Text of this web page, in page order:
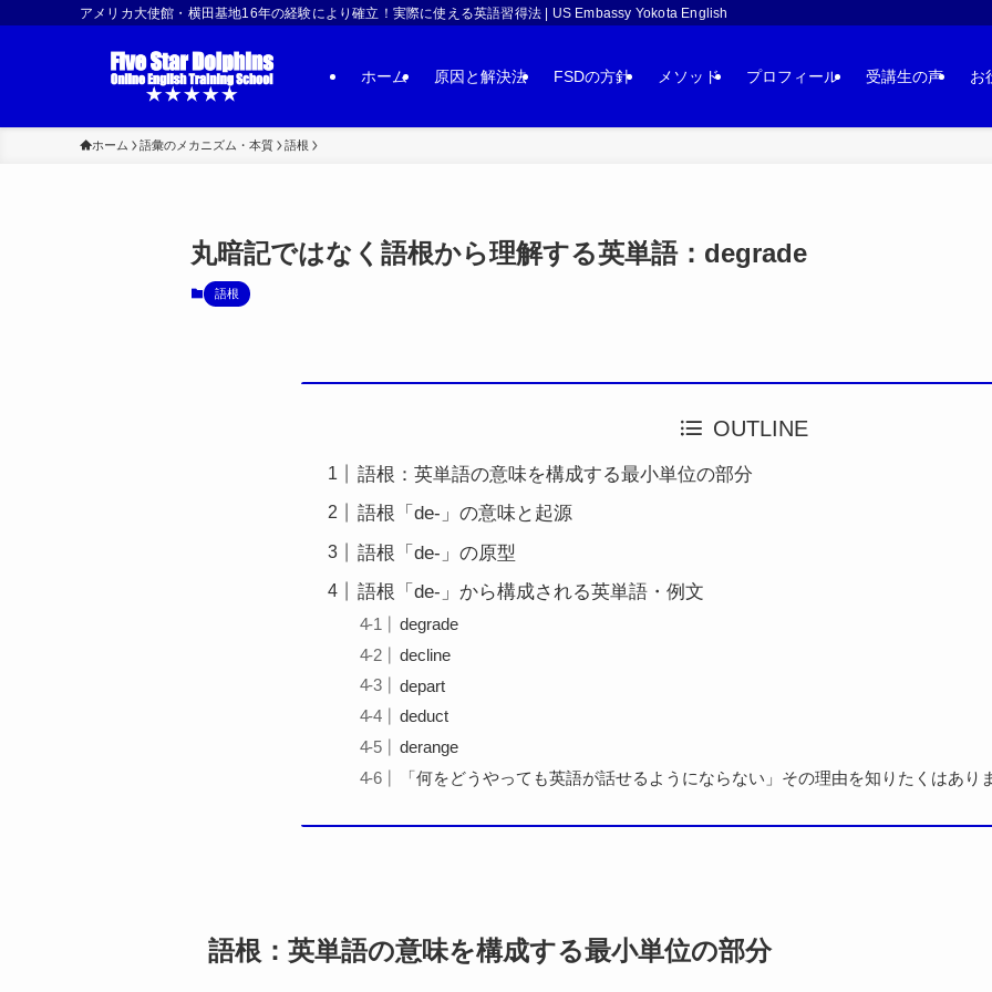
アメリカ大使館・横田基地16年の経験により確立！実際に使える英語習得法 | US Embassy Yokota English
ホーム 原因と解決法 FSDの方針 メソッド プロフィール 受講生の声 お
ホーム 語彙のメカニズム・本質 語根
丸暗記ではなく語根から理解する英単語：degrade
語根
OUTLINE
語根：英単語の意味を構成する最小単位の部分
語根「de-」の意味と起源
語根「de-」の原型
語根「de-」から構成される英単語・例文
degrade
decline
depart
deduct
derange
「何をどうやっても英語が話せるようにならない」その理由を知りたくはあり
語根：英単語の意味を構成する最小単位の部分